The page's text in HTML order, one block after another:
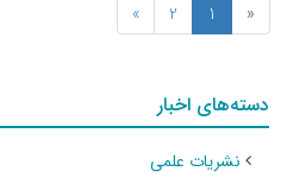
«
1
2
»
دسته‌های اخبار
نشریات علمی